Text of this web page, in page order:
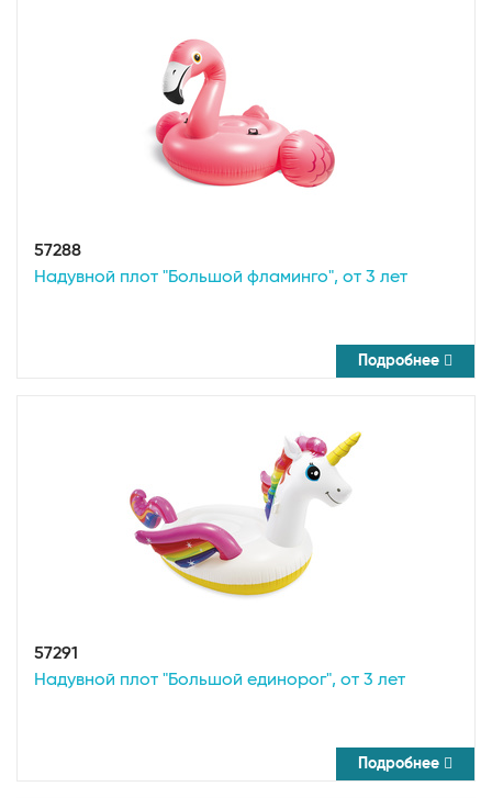
57288
Надувной плот "Большой фламинго", от 3 лет
Подробнее
57291
Надувной плот "Большой единорог", от 3 лет
Подробнее